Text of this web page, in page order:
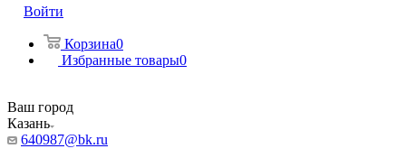
Войти
Корзина0
Избранные товары0
Ваш город
Казань
640987@bk.ru